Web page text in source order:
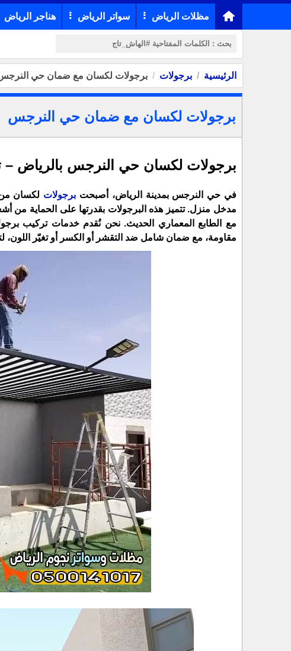
مظلات الرياض سواتر الرياض هناجر الرياض
الرئيسية برجولات برجولات لكسان مع ضمان حي
برجولات لكسان مع ضمان حي النرجس
برجولات لكسان حي النرجس بالرياض –
في حي النرجس بمدينة الرياض، أصبحت برجولات لكسان من
مدخل منزل. تتميز هذه البرجولات بقدرتها على الحماية من
مع الطابع المعماري الحديث. نحن نُقدم خدمات تركيب
مقاومة، مع ضمان شامل ضد التقشر أو الكسر أو تغيّر اللون،